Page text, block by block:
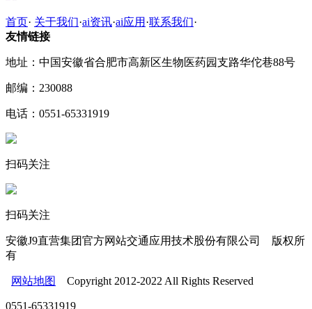
首页· 关于我们·ai资讯·ai应用 ·联系我们·
友情链接
地址：中国安徽省合肥市高新区生物医药园支路华佗巷88号
邮编：230088
电话：0551-65331919
扫码关注
扫码关注
安徽J9直营集团官方网站交通应用技术股份有限公司 版权所
有
网站地图 Copyright 2012-2022 All Rights Reserved
0551-65331919